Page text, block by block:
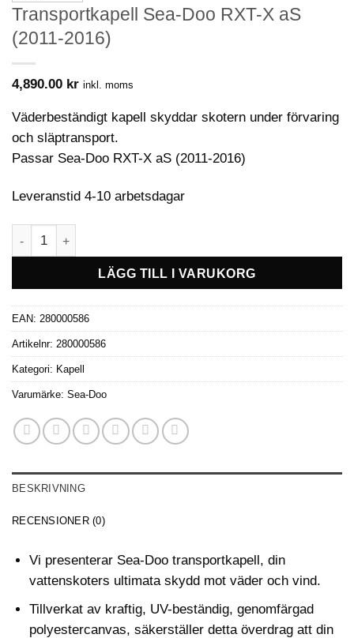
Transportkapell Sea-Doo RXT-X aS
(2011-2016)
4,890.00 kr inkl. moms
Väderbeständigt kapell skyddar skotern under förvaring
och släptransport.
Passar Sea-Doo RXT-X aS (2011-2016)
Leveranstid 4-10 arbetsdagar
Transportkapell Sea-Doo RXT-X aS (2011-2016) mängd
LÄGG TILL I VARUKORG
EAN: 280000586
Artikelnr: 280000586
Kategori: Kapell
Varumärke: Sea-Doo
BESKRIVNING
RECENSIONER (0)
Vi presenterar Sea-Doo transportkapell, din
vattenskoters ultimata skydd mot väder och vind.
Tillverkat av kraftig, UV-beständig, genomfärgad
polyestercanvas, säkerställer detta överdrag att din